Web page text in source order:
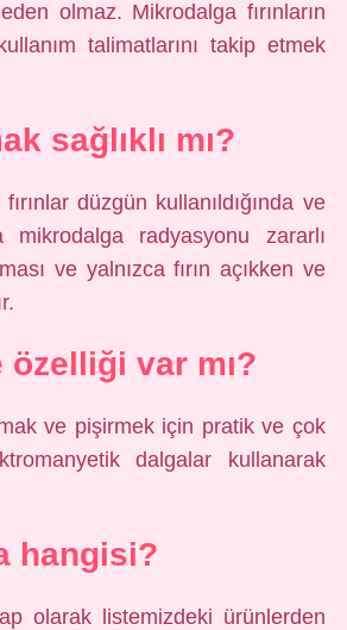
olmaz. Mikrodalga fırınların
talimatlarını takip etmek
sağlıklı mı?
düzgün kullanıldığında ve
radyasyonu zararlı
ve yalnızca fırın açıkken ve
özelliği var mı?
ve pişirmek için pratik ve çok
dalgalar kullanarak
hangisi?
olarak listemizdeki ürünlerden